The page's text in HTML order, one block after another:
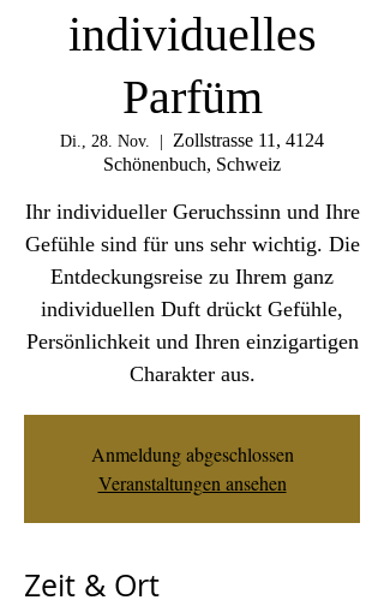
individuelles
Parfüm
Di., 28. Nov.
Zollstrasse 11, 4124
Schönenbuch, Schweiz
Ihr individueller Geruchssinn und Ihre
Gefühle sind für uns sehr wichtig. Die
Entdeckungsreise zu Ihrem ganz
individuellen Duft drückt Gefühle,
Persönlichkeit und Ihren einzigartigen
Charakter aus.
Anmeldung abgeschlossen
Veranstaltungen ansehen
Zeit & Ort